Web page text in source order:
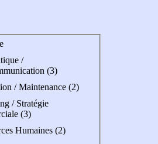
/
(3)
/ Maintenance (2)
/ Stratégie
(3)
Humaines (2)